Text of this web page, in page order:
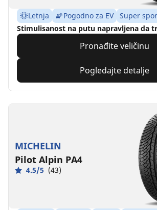
Letnja Pogodno za EV
Super
Stimulisanost na putu napravljena da
Pronađite veličinu
Pogledajte detalje
MICHELIN
Pilot Alpin PA4
4.5/5 (43)